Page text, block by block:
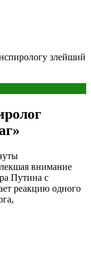
злейший
внимание
Путина с
реакцию одного